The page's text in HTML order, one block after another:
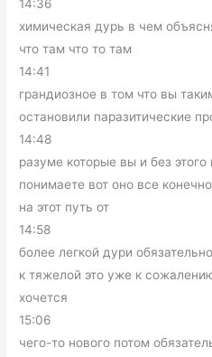
14:36
химическая дурь в чем
что там что то там
14:41
грандиозное в том что вы
остановили паразитические
14:48
разуме которые вы и без
понимаете вот оно все
на этот путь от
14:58
более легкой дури
к тяжелой это уже к
хочется
15:06
чего-то нового потом